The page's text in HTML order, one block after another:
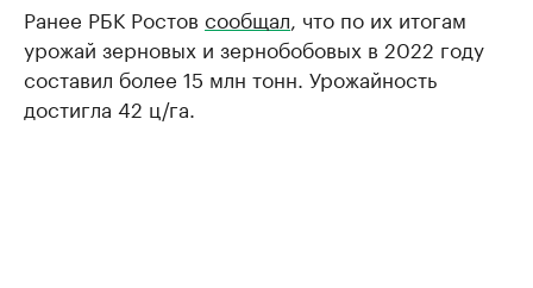
Ранее РБК Ростов сообщал , что по их итогам
урожай зерновых и зернобобовых в 2022 году
составил более 15 млн тонн. Урожайность
достигла 42 ц/га.